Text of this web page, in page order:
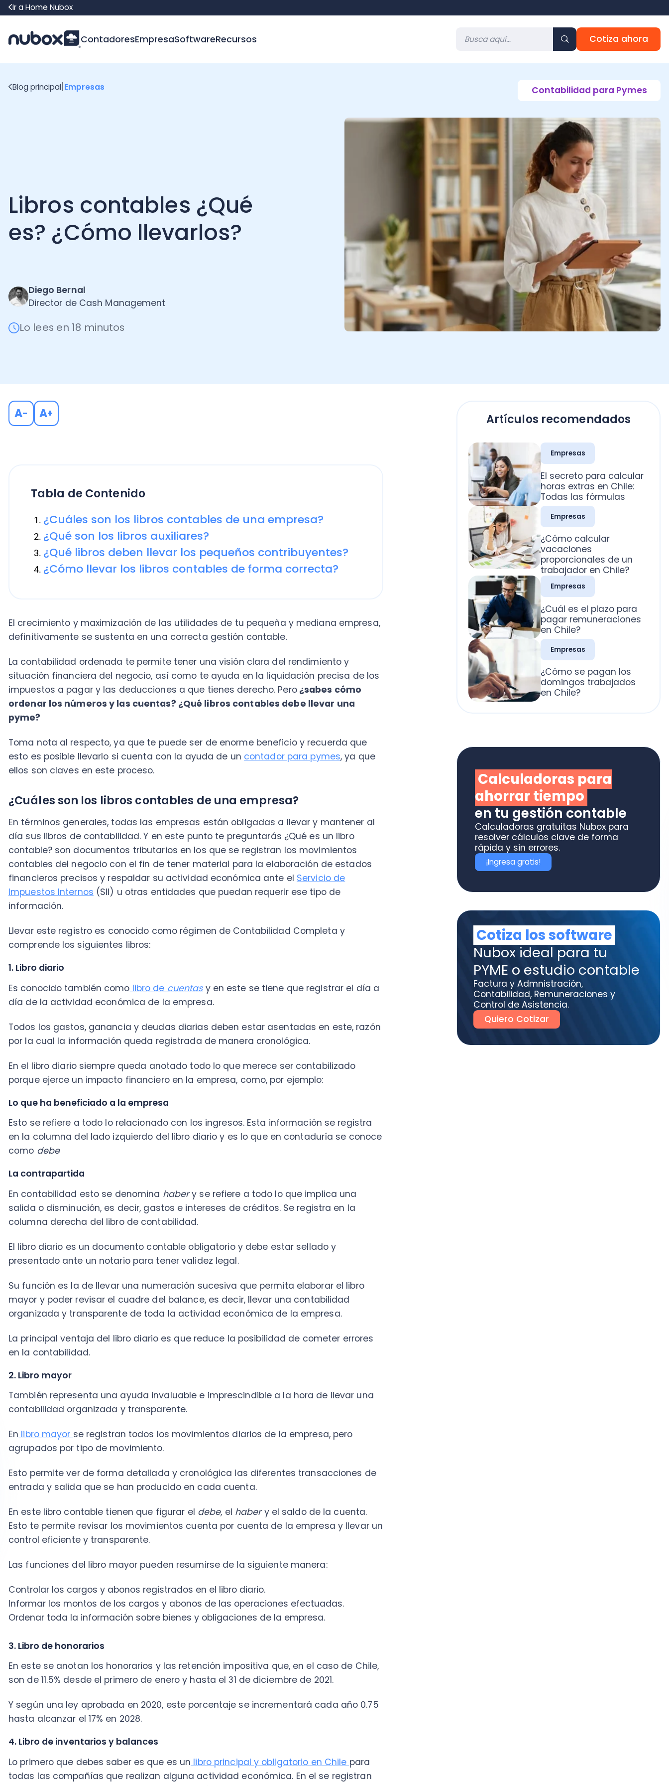
Ir a Home Nubox
ContadoresEmpresaSoftwareRecursos Cotiza ahora
es? ¿Cómo llevarlos?
Lo lees en 18 minutos
Contabilidad para Pymes
¿Qué son los libros auxiliares?
¿Qué libros deben llevar los pequeños contribuyentes?
¿Cómo llevar los libros contables de forma correcta?
El crecimiento y maximización de las utilidades de tu pequeña y mediana empresa,
impuestos a pagar y las deducciones a que tienes derecho. Pero¿sabes cómo
ordenar los números y las cuentas? ¿Qué libros contables debe llevar una
Toma nota al respecto, ya que te puede ser de enorme beneficio y recuerda que
esto es posible llevarlo si cuenta con la ayuda de uncontador para pymes, ya que
ellos son claves en este proceso.
¿Cuáles son los libros contables de una empresa?
En términos generales, todas las empresas están obligadas a llevar y mantener al
día sus libros de contabilidad. Y en este punto te preguntarás ¿Qué es un libro
contable? son documentos tributarios en los que se registran los movimientos
financieros precisos y respaldar su actividad económica ante elServicio de
(SII) u otras entidades que puedan requerir ese tipo de
información.
Llevar este registro es conocido como régimen de Contabilidad Completa y
comprende los siguientes libros:
1. Libro diario
Es conocido también comolibro decuentasy en este se tiene que registrar el día a
día de la actividad económica de la empresa.
Todos los gastos, ganancia y deudas diarias deben estar asentadas en este, razón
por la cual la información queda registrada de manera cronológica.
En el libro diario siempre queda anotado todo lo que merece ser contabilizado
porque ejerce un impacto financiero en la
Lo que ha beneficiado a la empresa
en la columna del lado izquierdo del libro diario y es lo que en contaduría se conoce
como debe
La contrapartida
En contabilidad esto se denominahaber y se refiere a todo lo que implica una
salida o disminución, es decir, gastos e intereses de créditos. Se registra en la
columna derecha del libro de contabilidad.
El libro diario es un documento contable obligatorio y debe estar sellado y
presentado ante un notario para tener validez legal.
Su función es la de llevar una numeración sucesiva que permita elaborar el libro
mayor y poder revisar el cuadre del balance, es decir, llevar una contabilidad
organizada y transparente de toda la actividad económica de la empresa.
La principal ventaja del libro diario es que reduce la posibilidad de cometer errores
2. Libro mayor
También representa una ayuda invaluable e imprescindible a la hora de llevar una
contabilidad organizada y transparente.
Enlibro mayorse registran todos los movimientos diarios de la empresa, pero
agrupados por tipo de movimiento.
Esto permite ver de forma detallada y cronológica las diferentes transacciones de
entrada y salida que se han producido en cada cuenta.
En este libro contable tienen que figurar el
control eficiente y transparente.
Controlar los cargos y abonos registrados en el libro diario.
Ordenar toda la información sobre bienes y obligaciones de la empresa.
En este se anotan los honorarios y las retención impositiva que, en el caso de Chile,
son de 11.5% desde el primero de enero y hasta el 31 de diciembre de 2021.
hasta alcanzar el 17% en 2028.
4. Libro de inventarios y balances
Lo primero que debes saber es que es unlibro principal y obligatorio en Chile para
todas las compañías que realizan alguna actividad económica. En el se registran
pendientes, es decir, todo lo referente a acreedores y deudores.
En la práctica, es un resumen de todos los activos, pasivos y patrimonio de la
compañía, un detalle tanto de los bienes de la empresa como de las deudas de
Su periodicidad debe ser anual al 31 de diciembre de cada año.
que exige el SII o mantenerlo atrasado, ocasiona a la empresa multas que van
desde una Unidad Tributaria mensual a una Unidad Tributaria anual, según refiere el
Código Tributario chileno en su artículo 97.
Artículos recomendados
Empresas
horas extras en Chile:
Todas las fórmulas
Empresas
¿Cómo calcular
vacaciones
proporcionales de un
trabajador en Chile?
Empresas
¿Cuál es el plazo para
pagar remuneraciones
Empresas
¿Cómo se pagan los
domingos trabajados
en Chile?
Calculadoras gratuitas Nubox para
resolver cálculos clave de forma
rápida y sin errores.
¡Ingresa gratis!
Cotiza los software
Nubox ideal para tu
PYME o estudio contable
Factura y Admnistración,
Control de Asistencia.
Quiero Cotizar